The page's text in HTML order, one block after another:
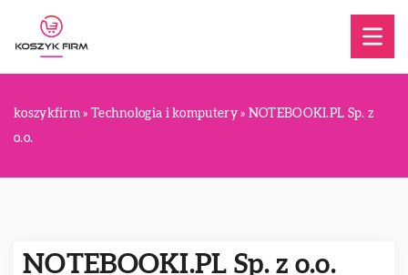
koszykfirm » Technologia i komputery» NOTEBOOKI.PL Sp. z
o.o.
NOTEBOOKI.PL Sp. z o.o.